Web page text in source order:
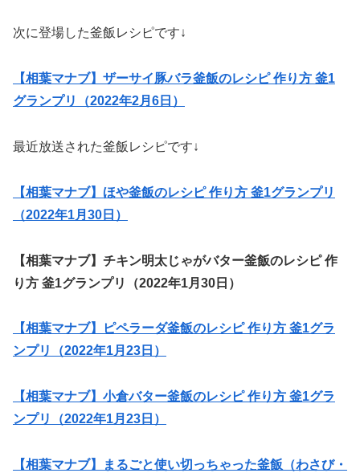
次に登場した釜飯レシピです↓
【相葉マナブ】ザーサイ豚バラ釜飯のレシピ 作り方 釜1
グランプリ（2022年2月6日）
最近放送された釜飯レシピです↓
【相葉マナブ】ほや釜飯のレシピ 作り方 釜1グランプリ
（2022年1月30日）
【相葉マナブ】チキン明太じゃがバター釜飯のレシピ 作
り方 釜1グランプリ（2022年1月30日）
【相葉マナブ】ピペラーダ釜飯のレシピ 作り方 釜1グラ
ンプリ（2022年1月23日）
【相葉マナブ】小倉バター釜飯のレシピ 作り方 釜1グラ
ンプリ（2022年1月23日）
【相葉マナブ】まるごと使い切っちゃった釜飯（わさび・